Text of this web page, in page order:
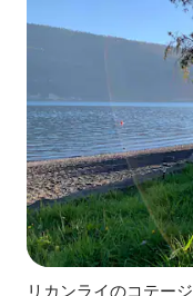
リカンライのコテージ